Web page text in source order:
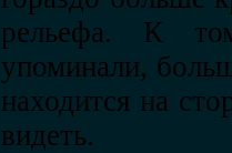
рельефа. К
упоминали,
находится на
видеть.